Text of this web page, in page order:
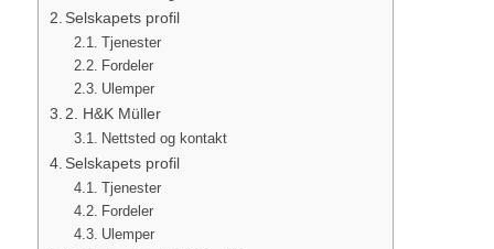
Selskapets profil
Tjenester
Fordeler
Ulemper
2. H&K Müller
Nettsted og kontakt
Selskapets profil
Tjenester
Fordeler
Ulemper